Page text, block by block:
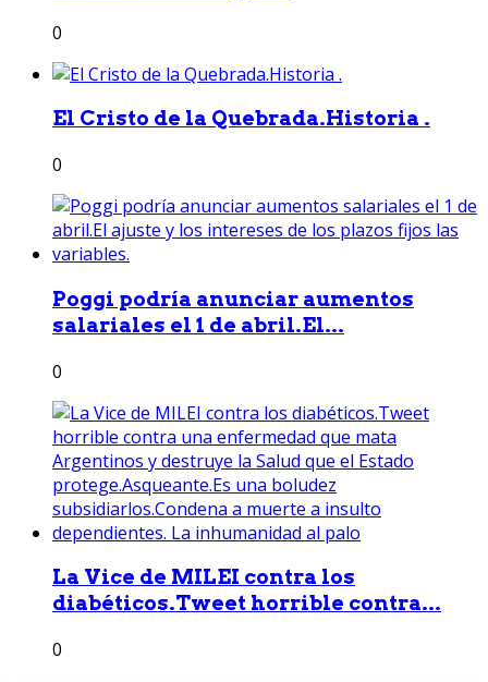
0
El Cristo de la Quebrada.Historia .
0
Poggi podría anunciar aumentos
salariales el 1 de abril.El...
0
La Vice de MILEI contra los
diabéticos.Tweet horrible contra...
0